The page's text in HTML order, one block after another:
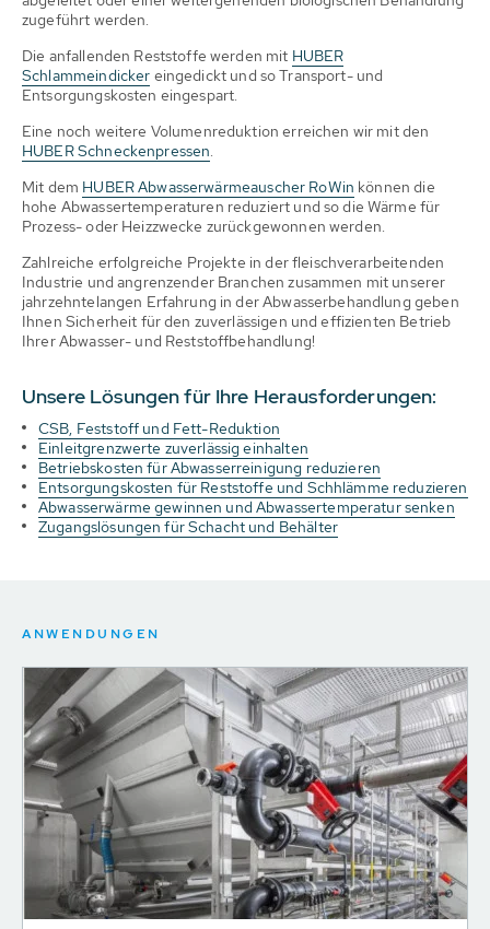
zugeführt werden.
Die anfallenden Reststoffe werden mit HUBER
Schlammeindicker eingedickt und so Transport- und
Entsorgungskosten eingespart.
Eine noch weitere Volumenreduktion erreichen wir mit den
HUBER Schneckenpressen
Mit dem HUBER Abwasserwärmeauscher RoWin können die
hohe Abwassertemperaturen reduziert und so die Wärme für
Prozess- oder Heizzwecke zurückgewonnen werden.
Zahlreiche erfolgreiche Projekte in der fleischverarbeitenden
Industrie und angrenzender Branchen zusammen mit unserer
jahrzehntelangen Erfahrung in der Abwasserbehandlung geben
Ihnen Sicherheit für den zuverlässigen und effizienten Betrieb
Ihrer Abwasser- und Reststoffbehandlung!
Unsere Lösungen für Ihre Herausforderungen:
CSB, Feststoff und Fett-Reduktion
Einleitgrenzwerte zuverlässig einhalten
Betriebskosten für Abwasserreinigung reduzieren
Entsorgungskosten für Reststoffe und Schhlämme reduzieren
Abwasserwärme gewinnen und Abwassertemperatur senken
Zugangslösungen für Schacht und Behälter
ANWENDUNGEN